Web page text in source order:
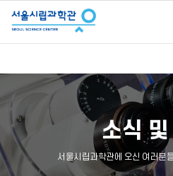
소식
서울시립과학관에 오신 여러분